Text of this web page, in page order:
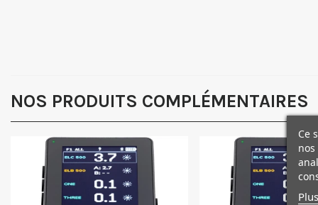
NOS PRODUITS COMPLÉMENTAIRES
Ce